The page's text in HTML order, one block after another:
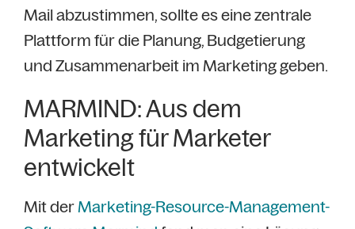
Mail abzustimmen, sollte es eine zentrale
Plattform für die Planung, Budgetierung
und Zusammenarbeit im Marketing geben.
MARMIND: Aus dem
Marketing für Marketer
entwickelt
Mit derMarketing-Resource-Management-